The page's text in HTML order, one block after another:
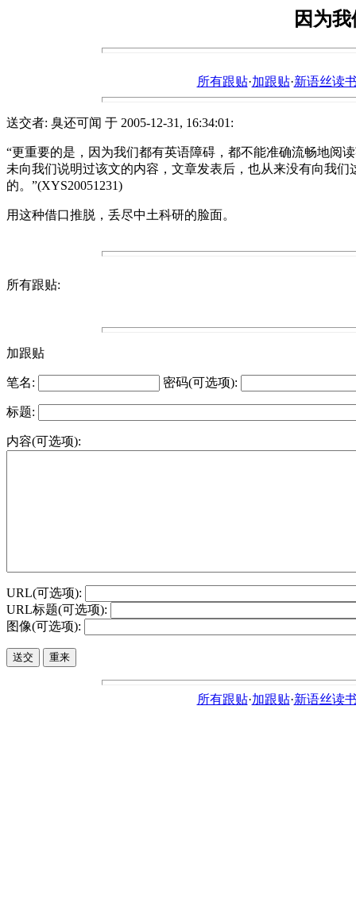
因为
所有跟贴·加跟贴·新语丝读
送交者: 臭还可闻 于 2005-12-31, 16:34:01:
“更重要的是，因为我们都有英语障碍，都不能准确流畅地阅
未向我们说明过该文的内容，文章发表后，也从来没有向我
的。”(XYS20051231)
用这种借口推脱，丢尽中土科研的脸面。
所有跟贴:
加跟贴
笔名: 密码(可选项):
标题:
内容(可选项):
URL(可选项):
URL标题(可选项):
图像(可选项):
所有跟贴·加跟贴·新语丝读